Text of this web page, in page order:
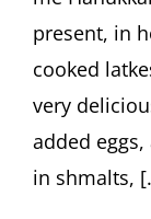
present, in
cooked
very
added
in shmalts,